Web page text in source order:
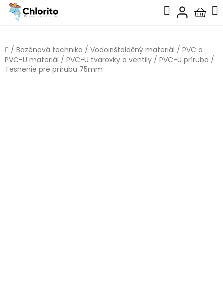
Prejsť
obsah
Hľadať
košík
Domov
/ Bazénová technika / Vodoinštalačný materiál / PVC a
PVC-U materiál / PVC-U tvarovky a ventily / PVC-U príruba /
Tesnenie pre prírubu 75mm